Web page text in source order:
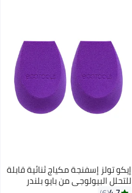
إيكو تولز إسفنجة مكياج ثنائية قابلة
للتحلل البيولوجي من بايو بلندر